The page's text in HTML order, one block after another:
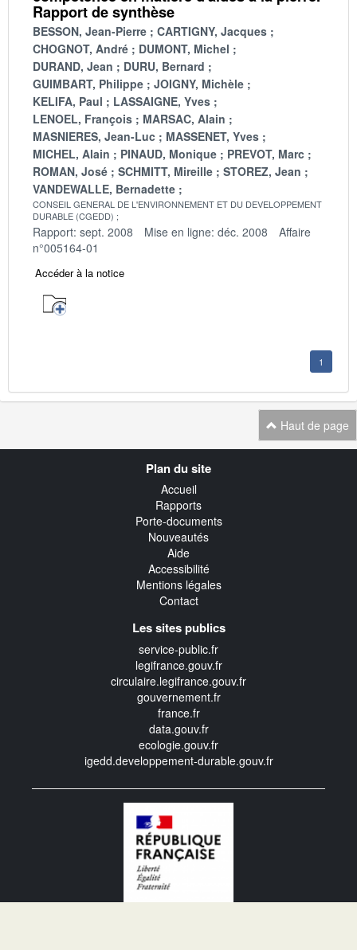
Rapport de synthèse
BESSON, Jean-Pierre
CARTIGNY, Jacques
CHOGNOT, André
DUMONT, Michel
DURAND, Jean
DURU, Bernard
GUIMBART, Philippe
JOIGNY, Michèle
KELIFA, Paul
LASSAIGNE, Yves
LENOEL, François
MARSAC, Alain
MASNIERES, Jean-Luc
MASSENET, Yves
MICHEL, Alain
PINAUD, Monique
PREVOT, Marc
ROMAN, José
SCHMITT, Mireille
STOREZ, Jean
VANDEWALLE, Bernadette
CONSEIL GENERAL DE L'ENVIRONNEMENT ET DU DEVELOPPEMENT
DURABLE (CGEDD)
Rapport: sept. 2008 Mise en ligne: déc. 2008
Affaire
n°005164-01
Accéder à la notice
1
Haut de page
Plan du site
Accueil
Rapports
Porte-documents
Nouveautés
Aide
Accessibilité
Mentions légales
Contact
Les sites publics
service-public.fr
legifrance.gouv.fr
circulaire.legifrance.gouv.fr
gouvernement.fr
france.fr
data.gouv.fr
ecologie.gouv.fr
igedd.developpement-durable.gouv.fr